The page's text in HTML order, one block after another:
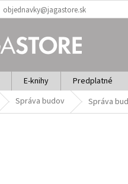
objednavky@jagastore.sk
E-knihy
Predplatné
Správa budov Správa